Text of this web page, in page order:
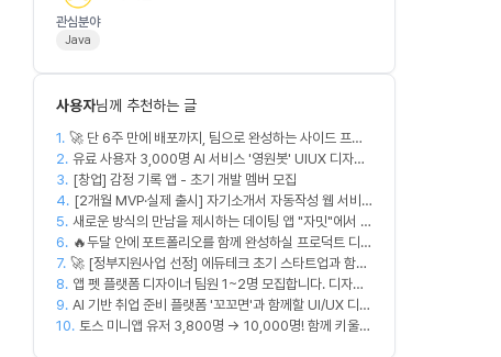
관심분야
Java
사용자님께 추천하는 글
1. 🚀 단 6주 만에 배포까지, 팀으로 완성하는 사이드 프로
젝트 [스위프 웹 15기] 🚀
2. 유료 사용자 3,000명 AI 서비스 '영원봇' UIUX 디자인
팀원 모집
3. [창업] 감정 기록 앱 - 초기 개발 멤버 모집
4. [2개월 MVP·실제 출시] 자기소개서 자동작성 웹 서비
스 디자이너·프론트엔드·백엔드·AI 엔지니어 모집
5. 새로운 방식의 만남을 제시하는 데이팅 앱 "자밋"에서 개
발자를 모십니다.
6. 🔥두달 안에 포트폴리오를 함께 완성하실 프로덕트 디자
이너를 찾습니다!🔥
7. 🚀 [정부지원사업 선정] 에듀테크 초기 스타트업과 함께
할 디자이너/기획자/마케터 크루 모집합니다!
8. 앱 펫 플랫폼 디자이너 팀원 1~2명 모집합니다. 디자인
범위는 한분씩 아바타 디자인,앱 디자인 맡습니다 혼자
서 둘다 하셔도 합니다!
9. AI 기반 취업 준비 플랫폼 '꼬꼬면'과 함께할 UI/UX 디자
이너를 모십니다!
10. 토스 미니앱 유저 3,800명 → 10,000명! 함께 키울